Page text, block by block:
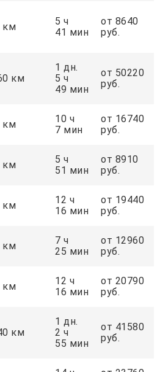
км
5 ч
41 мин
от 8640
руб.
км
1 дн.
5 ч
49 мин
от 50220
руб.
км
10 ч
7 мин
от 16740
руб.
км
5 ч
51 мин
от 8910
руб.
км
12 ч
16 мин
от 19440
руб.
км
7 ч
25 мин
от 12960
руб.
км
12 ч
16 мин
от 20790
руб.
км
1 дн.
2 ч
55 мин
от 41580
руб.